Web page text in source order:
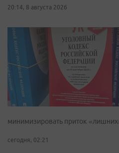
20:14, 8 августа 2026
минимизировать приток
сегодня, 02:21